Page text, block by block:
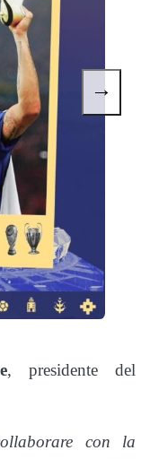
→
, presidente del
con la